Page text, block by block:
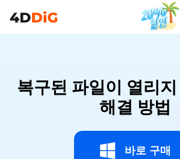
복구된 파일이 열리
해결 방법
바로 구매